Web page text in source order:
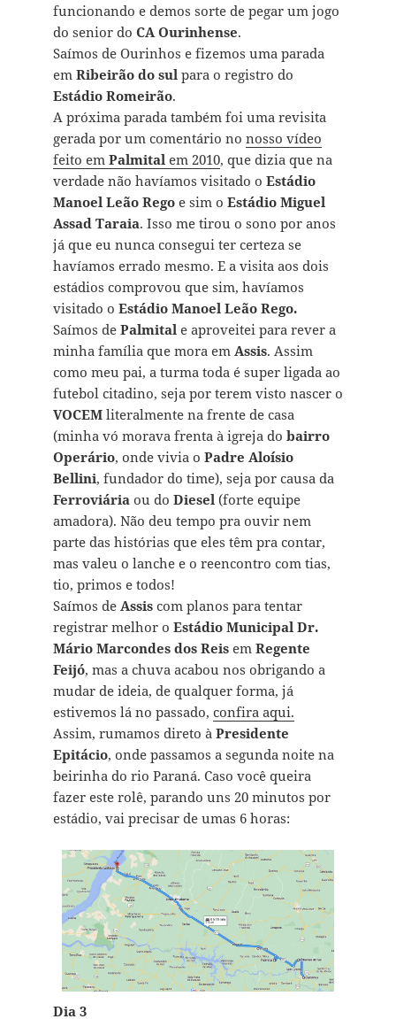
funcionando e demos sorte de pegar um jogo
do senior do CA Ourinhense.
Saímos de Ourinhos e fizemos uma parada
em Ribeirão do sulpara o registro do
Estádio Romeirão.
A próxima parada também foi uma revisita
gerada por um comentário no nosso vídeo
feito em Palmitalem 2010, que dizia que na
verdade não havíamos visitado o Estádio
Manoel Leão Regoe sim o Estádio Miguel
Assad Taraia. Isso me tirou o sono por anos
já que eu nunca consegui ter certeza se
havíamos errado mesmo. E a visita aos dois
estádios comprovou que sim, havíamos
visitado o Estádio Manoel Leão Rego.
Saímos de Palmitale aproveitei para rever a
minha família que mora em Assis. Assim
como meu pai, a turma toda é super ligada ao
futebol citadino, seja por terem visto nascer o
VOCEM literalmente na frente de casa
(minha vó morava frenta à igreja do bairro
Operário, onde vivia o Padre Aloísio
Bellini, fundador do time), seja por causa da
Ferroviáriaou do Diesel(forte equipe
amadora). Não deu tempo pra ouvir nem
parte das histórias que eles têm pra contar,
mas valeu o lanche e o reencontro com tias,
tio, primos e todos!
Saímos de Assiscom planos para tentar
registrar melhor o Estádio Municipal Dr.
Mário Marcondes dos Reisem Regente
Feijó, mas a chuva acabou nos obrigando a
mudar de ideia, de qualquer forma, já
estivemos lá no passado, confira aqui.
Assim, rumamos direto à Presidente
Epitácio, onde passamos a segunda noite na
beirinha do rio Paraná. Caso você queira
fazer este rolê, parando uns 20 minutos por
estádio, vai precisar de umas 6 horas:
Dia 3